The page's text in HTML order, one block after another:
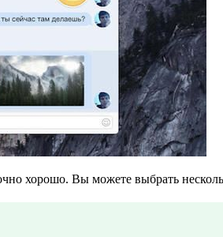
хорошо. Вы можете выбрать